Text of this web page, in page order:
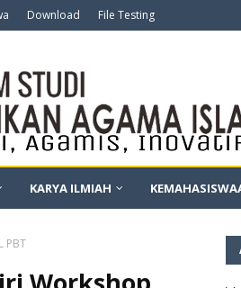
Download File Testing
KARYA ILMIAH
PBT